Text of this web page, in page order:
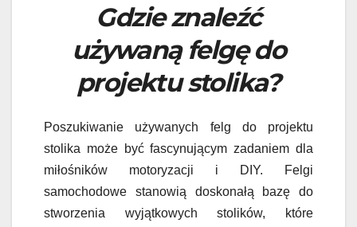
Gdzie znaleźć
używaną felgę do
projektu stolika?
Poszukiwanie używanych felg do projektu
stolika może być fascynującym zadaniem dla
miłośników motoryzacji i DIY. Felgi
samochodowe stanowią doskonałą bazę do
stworzenia wyjątkowych stolików, które